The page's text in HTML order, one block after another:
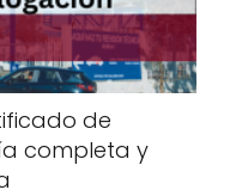
de
completa y